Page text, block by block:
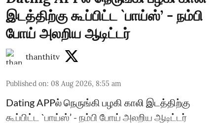
இடத்திற்கு கூப்பிட்ட `பாய்ஸ்’ - நம்பி
போய் அலறிய ஆடிட்டர்
thanthitv
Published on: 08 Aug 2026, 8:55 am
Dating APPல் நெருங்கி பழகி காலி இடத்திற்கு
கூப்பிட்ட `பாய்ஸ்’ - நம்பி போய் அலறிய ஆடிட்டர்